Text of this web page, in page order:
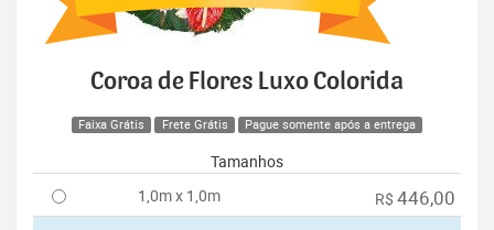
Coroa de Flores Luxo Colorida
Faixa Grátis Frete Grátis Pague somente após a entrega
Tamanhos
1,0m x 1,0m
R$ 446,00